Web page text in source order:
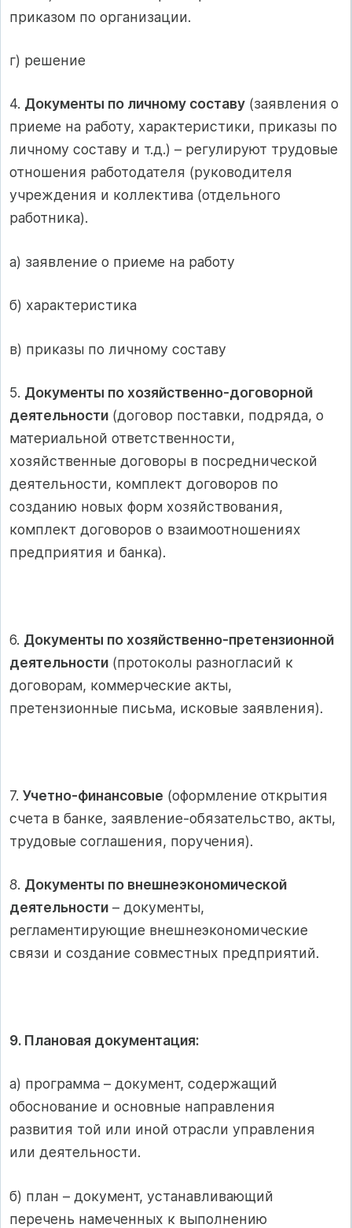
приказом по организации.
г) решение
4. Документы по личному составу (заявления о
приеме на работу, характеристики, приказы по
личному составу и т.д.) – регулируют трудовые
отношения работодателя (руководителя
учреждения и коллектива (отдельного
работника).
а) заявление о приеме на работу
б) характеристика
в) приказы по личному составу
5. Документы по хозяйственно-договорной
деятельности (договор поставки, подряда, о
материальной ответственности,
хозяйственные договоры в посреднической
деятельности, комплект договоров по
созданию новых форм хозяйствования,
комплект договоров о взаимоотношениях
предприятия и банка).
6. Документы по хозяйственно-претензионной
деятельности (протоколы разногласий к
договорам, коммерческие акты,
претензионные письма, исковые заявления).
7. Учетно-финансовые (оформление открытия
счета в банке, заявление-обязательство, акты,
трудовые соглашения, поручения).
8. Документы по внешнеэкономической
деятельности – документы,
регламентирующие внешнеэкономические
связи и создание совместных предприятий.
9. Плановая документация:
а) программа – документ, содержащий
обоснование и основные направления
развития той или иной отрасли управления
или деятельности.
б) план – документ, устанавливающий
перечень намеченных к выполнению